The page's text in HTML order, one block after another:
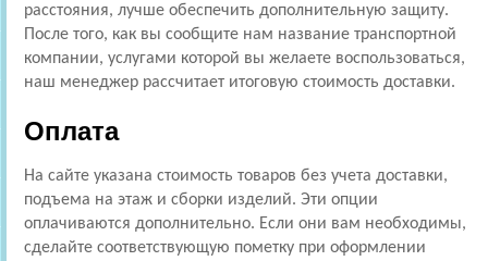
расстояния, лучше обеспечить дополнительную защиту.
После того, как вы сообщите нам название транспортной
компании, услугами которой вы желаете воспользоваться,
наш менеджер рассчитает итоговую стоимость доставки.
Оплата
На сайте указана стоимость товаров без учета доставки,
подъема на этаж и сборки изделий. Эти опции
оплачиваются дополнительно. Если они вам необходимы,
сделайте соответствующую пометку при оформлении